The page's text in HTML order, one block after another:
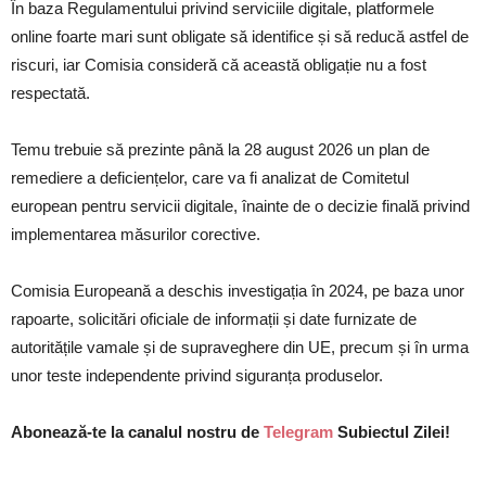
În baza Regulamentului privind serviciile digitale, platformele
online foarte mari sunt obligate să identifice și să reducă astfel de
riscuri, iar Comisia consideră că această obligație nu a fost
respectată.
Temu trebuie să prezinte până la 28 august 2026 un plan de
remediere a deficiențelor, care va fi analizat de Comitetul
european pentru servicii digitale, înainte de o decizie finală privind
implementarea măsurilor corective.
Comisia Europeană a deschis investigația în 2024, pe baza unor
rapoarte, solicitări oficiale de informații și date furnizate de
autoritățile vamale și de supraveghere din UE, precum și în urma
unor teste independente privind siguranța produselor.
Abonează-te la canalul nostru de Telegram Subiectul Zilei!